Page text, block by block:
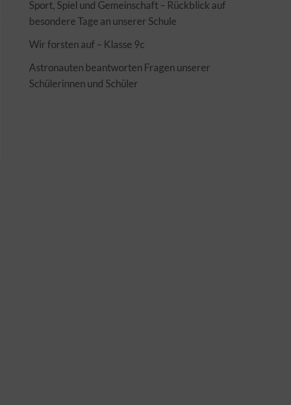
Sport, Spiel und Gemeinschaft – Rückblick auf
besondere Tage an unserer Schule
Wir forsten auf – Klasse 9c
Astronauten beantworten Fragen unserer
Schülerinnen und Schüler